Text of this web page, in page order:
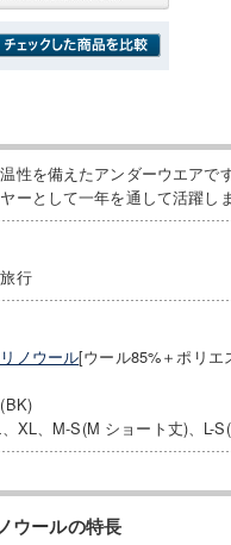
性を備えたアンダーウエア
ーとして一年を通して活躍しま
行
ノウール[ウール85%＋ポリエ
、XL、M-S(M ショート丈)、L-
ウールの特長